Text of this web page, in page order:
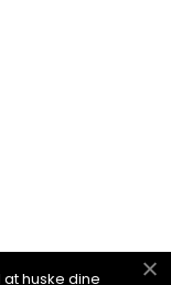
huske dine